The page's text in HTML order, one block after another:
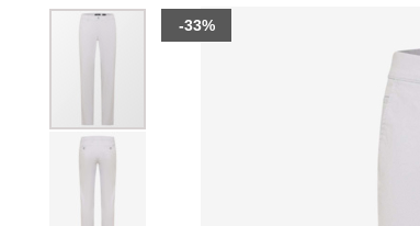
Zum
-33%